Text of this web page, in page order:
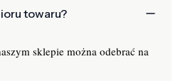
towaru?
sklepie można odebrać na